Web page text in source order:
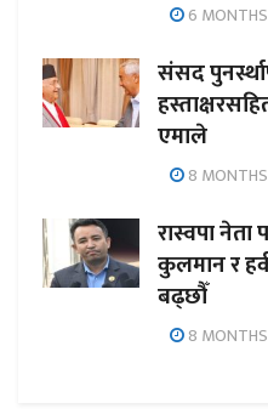
6
संसद
एमाले
8
रास्वपा
कुलमान र
बढ्छौँ
8